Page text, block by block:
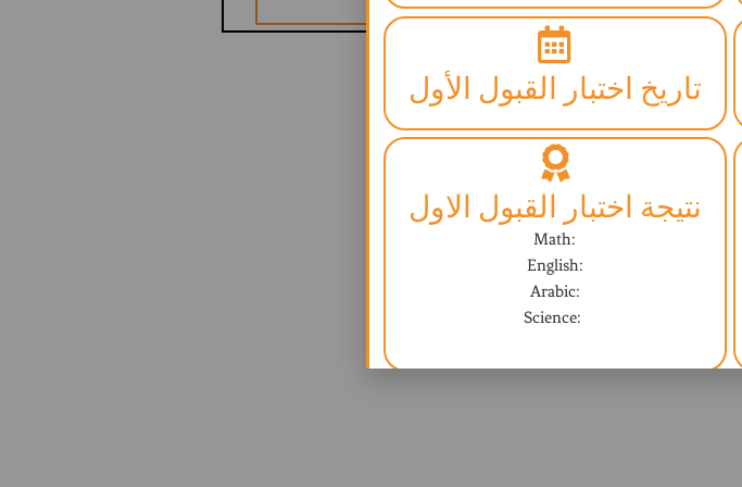
تاريخ اختبار القبول الأول
نتيجة اختبار القبول الاول
Math:
English:
Arabic:
Science: